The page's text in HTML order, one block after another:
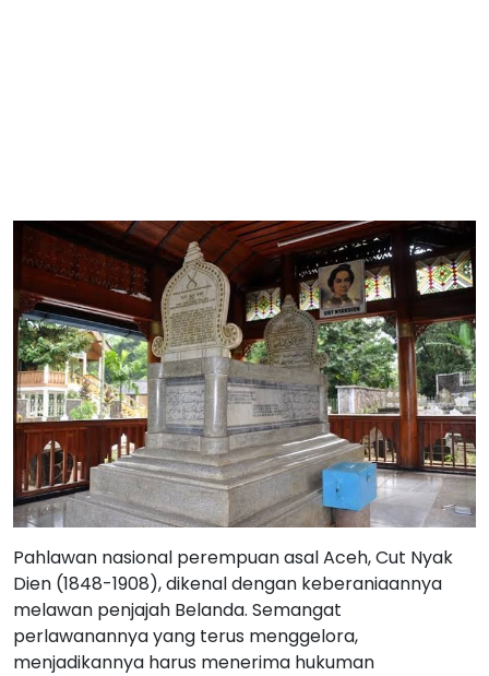
Pahlawan nasional perempuan asal Aceh, Cut Nyak
Dien (1848-1908), dikenal dengan keberaniaannya
melawan penjajah Belanda. Semangat
perlawanannya yang terus menggelora,
menjadikannya harus menerima hukuman